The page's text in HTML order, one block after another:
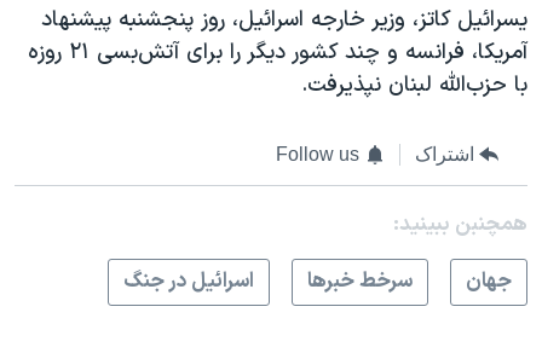
یسرائیل کاتز، وزیر خارجه اسرائیل، روز پنجشنبه پیشنهاد
آمریکا، فرانسه و چند کشور دیگر را برای آتش‌بسی ۲۱ روزه
با حزب‌الله لبنان نپذیرفت.
اشتراک Follow us
همچنبن ببینید:
جهان
سرخط خبرها اسرائیل در جنگ